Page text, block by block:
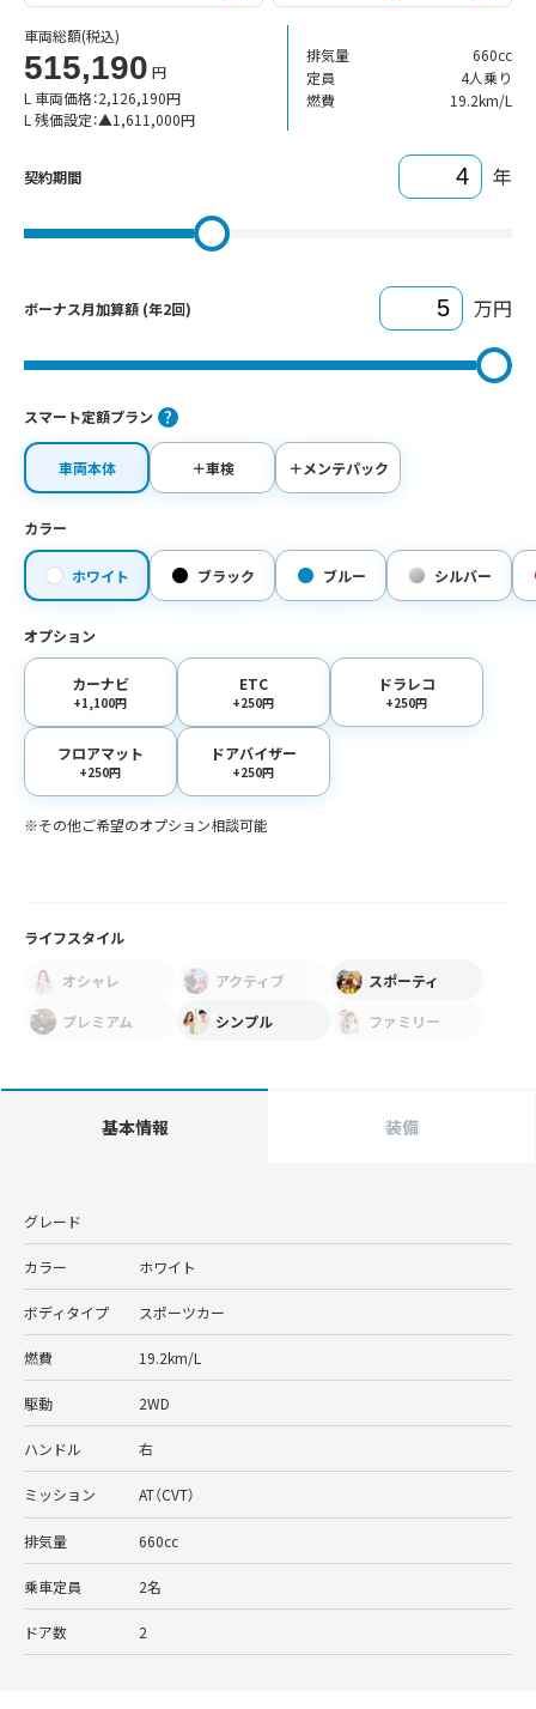
車両総額(税込)
515,190 円
L 車両価格：2,126,190円
L 残価設定：▲1,611,000円
排気量
660cc
定員
4人乗り
燃費
19.2km/L
契約期間 年
ボーナス月加算額 (年2回) 万円
スマート定額プラン
車両本体 ＋車検 ＋メンテパック
カラー
ホワイト ブラック ブルー シルバー
オプション
カーナビ
+1,100円
ETC
+250円
ドラレコ
+250円
フロアマット
+250円
ドアバイザー
+250円
※その他ご希望のオプション相談可能
ライフスタイル
オシャレ アクティブ
スポーティ
プレミアム
シンプル ファミリー
基本情報 装備
グレード
カラー ホワイト
ボディタイプ スポーツカー
燃費 19.2km/L
駆動 2WD
ハンドル 右
ミッション AT（CVT）
排気量 660cc
乗車定員 2名
ドア数 2